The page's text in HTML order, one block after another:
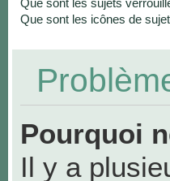
Que sont les sujets
Que sont les icônes de
Pourquoi
Il y a